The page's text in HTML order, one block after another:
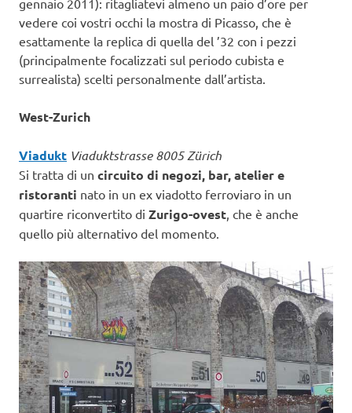
vedere coi vostri occhi la mostra di Picasso, che è
esattamente la replica di quella del ’32 con i pezzi
(principalmente focalizzati sul periodo cubista e
surrealista) scelti personalmente dall’artista.
West-Zurich
Viadukt Viaduktstrasse 8005 Zürich
Si tratta di un circuito di negozi, bar, atelier e
ristoranti nato in un ex viadotto ferroviaro in un
quartire riconvertito di Zurigo-ovest , che è anche
quello più alternativo del momento.